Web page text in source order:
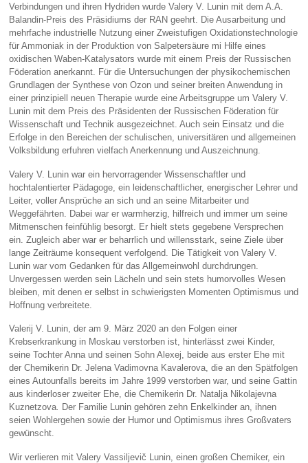
Verbindungen und ihren Hydriden wurde Valery V. Lunin mit dem A.A.
Balandin-Preis des Präsidiums der RAN geehrt. Die Ausarbeitung und
mehrfache industrielle Nutzung einer Zweistufigen Oxidationstechnologie
für Ammoniak in der Produktion von Salpetersäure mi Hilfe eines
oxidischen Waben-Katalysators wurde mit einem Preis der Russischen
Föderation anerkannt. Für die Untersuchungen der physikochemischen
Grundlagen der Synthese von Ozon und seiner breiten Anwendung in
einer prinzipiell neuen Therapie wurde eine Arbeitsgruppe um Valery V.
Lunin mit dem Preis des Präsidenten der Russischen Föderation für
Wissenschaft und Technik ausgezeichnet. Auch sein Einsatz und die
Erfolge in den Bereichen der schulischen, universitären und allgemeinen
Volksbildung erfuhren vielfach Anerkennung und Auszeichnung.
Valery V. Lunin war ein hervorragender Wissenschaftler und
hochtalentierter Pädagoge, ein leidenschaftlicher, energischer Lehrer und
Leiter, voller Ansprüche an sich und an seine Mitarbeiter und
Weggefährten. Dabei war er warmherzig, hilfreich und immer um seine
Mitmenschen feinfühlig besorgt. Er hielt stets gegebene Versprechen
ein. Zugleich aber war er beharrlich und willensstark, seine Ziele über
lange Zeiträume konsequent verfolgend. Die Tätigkeit von Valery V.
Lunin war vom Gedanken für das Allgemeinwohl durchdrungen.
Unvergessen werden sein Lächeln und sein stets humorvolles Wesen
bleiben, mit denen er selbst in schwierigsten Momenten Optimismus und
Hoffnung verbreitete.
Valerij V. Lunin, der am 9. März 2020 an den Folgen einer
Krebserkrankung in Moskau verstorben ist, hinterlässt zwei Kinder,
seine Tochter Anna und seinen Sohn Alexej, beide aus erster Ehe mit
der Chemikerin Dr. Jelena Vadimovna Kavalerova, die an den Spätfolgen
eines Autounfalls bereits im Jahre 1999 verstorben war, und seine Gattin
aus kinderloser zweiter Ehe, die Chemikerin Dr. Natalja Nikolajevna
Kuznetzova. Der Familie Lunin gehören zehn Enkelkinder an, ihnen
seien Wohlergehen sowie der Humor und Optimismus ihres Großvaters
gewünscht.
Wir verlieren mit Valery Vassiljevič Lunin, einen großen Chemiker, ein